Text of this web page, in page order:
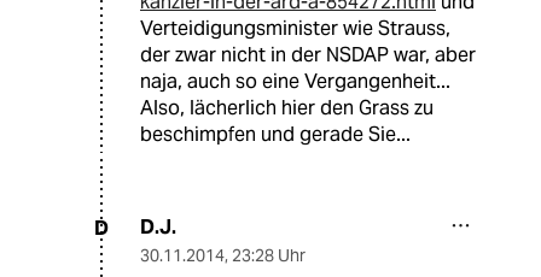
Verteidigungsminister wie Strauss,
der zwar nicht in der NSDAP war, aber
naja, auch so eine Vergangenheit...
Also, lächerlich hier den Grass zu
beschimpfen und gerade Sie...
D D.J.
30.11.2014, 23:28 Uhr